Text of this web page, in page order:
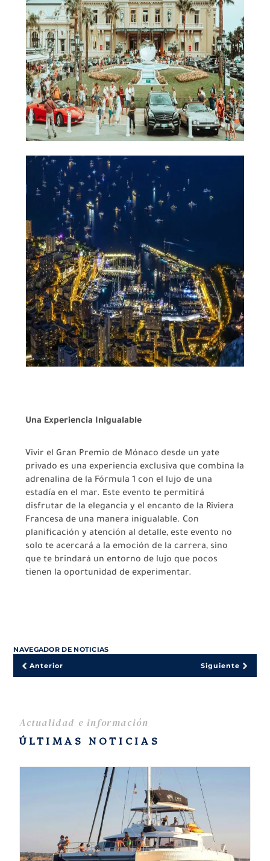
Una Experiencia Inigualable
Vivir el Gran Premio de Mónaco desde un yate
privado es una experiencia exclusiva que combina la
adrenalina de la Fórmula 1 con el lujo de una
estadía en el mar. Este evento te permitirá
disfrutar de la elegancia y el encanto de la Riviera
Francesa de una manera inigualable. Con
planificación y atención al detalle, este evento no
solo te acercará a la emoción de la carrera, sino
que te brindará un entorno de lujo que pocos
tienen la oportunidad de experimentar.
NAVEGADOR DE NOTICIAS
Anterior
Siguiente
Actualidad e información
ÚLTIMAS NOTICIAS